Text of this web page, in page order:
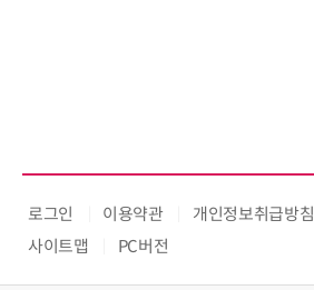
로그인 이용약관 개인정보취급방침
사이트맵
PC버전